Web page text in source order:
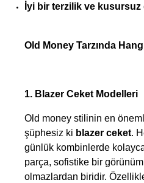
İyi bir terzilik ve kusursuz
Old Money Tarzında
1. Blazer Ceket Modelleri
Old money stilinin en
şüphesiz ki blazer ceket.
günlük kombinlerde
parça, sofistike bir
olmazlardan biridir.